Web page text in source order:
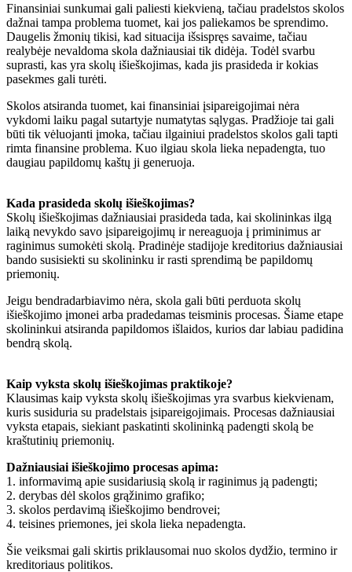
Finansiniai sunkumai gali paliesti kiekvieną, tačiau pradelstos skolos
dažnai tampa problema tuomet, kai jos paliekamos be sprendimo.
Daugelis žmonių tikisi, kad situacija išsispręs savaime, tačiau
realybėje nevaldoma skola dažniausiai tik didėja. Todėl svarbu
suprasti, kas yra skolų išieškojimas, kada jis prasideda ir kokias
pasekmes gali turėti.
Skolos atsiranda tuomet, kai finansiniai įsipareigojimai nėra
vykdomi laiku pagal sutartyje numatytas sąlygas. Pradžioje tai gali
būti tik vėluojanti įmoka, tačiau ilgainiui pradelstos skolos gali tapti
rimta finansine problema. Kuo ilgiau skola lieka nepadengta, tuo
daugiau papildomų kaštų ji generuoja.
Kada prasideda skolų išieškojimas?
Skolų išieškojimas dažniausiai prasideda tada, kai skolininkas ilgą
laiką nevykdo savo įsipareigojimų ir nereaguoja į priminimus ar
raginimus sumokėti skolą. Pradinėje stadijoje kreditorius dažniausiai
bando susisiekti su skolininku ir rasti sprendimą be papildomų
priemonių.
Jeigu bendradarbiavimo nėra, skola gali būti perduota skolų
išieškojimo įmonei arba pradedamas teisminis procesas. Šiame etape
skolininkui atsiranda papildomos išlaidos, kurios dar labiau padidina
bendrą skolą.
Kaip vyksta skolų išieškojimas praktikoje?
Klausimas kaip vyksta skolų išieškojimas yra svarbus kiekvienam,
kuris susiduria su pradelstais įsipareigojimais. Procesas dažniausiai
vyksta etapais, siekiant paskatinti skolininką padengti skolą be
kraštutinių priemonių.
Dažniausiai išieškojimo procesas apima:
1. informavimą apie susidariusią skolą ir raginimus ją padengti;
2. derybas dėl skolos grąžinimo grafiko;
3. skolos perdavimą išieškojimo bendrovei;
4. teisines priemones, jei skola lieka nepadengta.
Šie veiksmai gali skirtis priklausomai nuo skolos dydžio, termino ir
kreditoriaus politikos.